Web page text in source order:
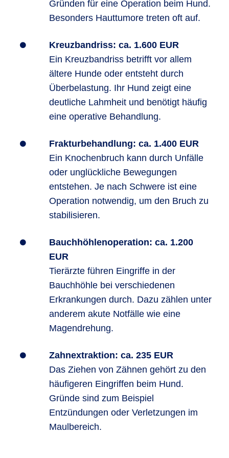
Gründen für eine Operation beim Hund.
Besonders Hauttumore treten oft auf.
Kreuzbandriss: ca. 1.600 EUR
Ein Kreuzbandriss betrifft vor allem
ältere Hunde oder entsteht durch
Überbelastung. Ihr Hund zeigt eine
deutliche Lahmheit und benötigt häufig
eine operative Behandlung.
Frakturbehandlung: ca. 1.400 EUR
Ein Knochenbruch kann durch Unfälle
oder unglückliche Bewegungen
entstehen. Je nach Schwere ist eine
Operation notwendig, um den Bruch zu
stabilisieren.
Bauchhöhlenoperation: ca. 1.200
EUR
Tierärzte führen Eingriffe in der
Bauchhöhle bei verschiedenen
Erkrankungen durch. Dazu zählen unter
anderem akute Notfälle wie eine
Magendrehung.
Zahnextraktion: ca. 235 EUR
Das Ziehen von Zähnen gehört zu den
häufigeren Eingriffen beim Hund.
Gründe sind zum Beispiel
Entzündungen oder Verletzungen im
Maulbereich.